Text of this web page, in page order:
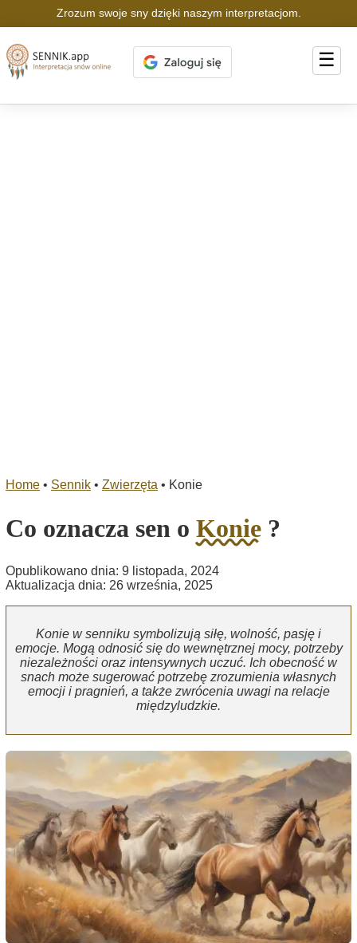
Zrozum swoje sny dzięki naszym interpretacjom.
☰
Home • Sennik • Zwierzęta • Konie
Co oznacza sen o Konie ?
Opublikowano dnia: 9 listopada, 2024
Aktualizacja dnia: 26 września, 2025
Konie w senniku symbolizują siłę, wolność, pasję i
emocje. Mogą odnosić się do wewnętrznej mocy, potrzeby
niezależności oraz intensywnych uczuć. Ich obecność w
snach może sugerować potrzebę zrozumienia własnych
emocji i pragnień, a także zwrócenia uwagi na relacje
międzyludzkie.